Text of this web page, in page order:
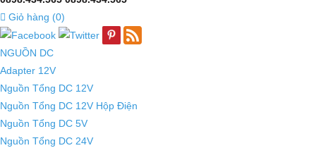
Giỏ hàng (0)
NGUỒN DC
Adapter 12V
Nguồn Tổng DC 12V
Nguồn Tổng DC 12V Hộp Điện
Nguồn Tổng DC 5V
Nguồn Tổng DC 24V